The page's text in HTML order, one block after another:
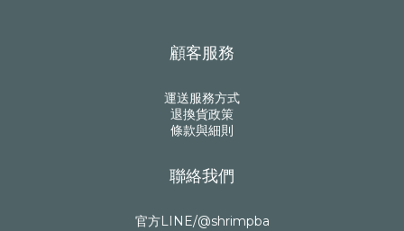
顧客服務
運送服務方式
退換貨政策
條款與細則
聯絡我們
官方LINE/@shrimpba